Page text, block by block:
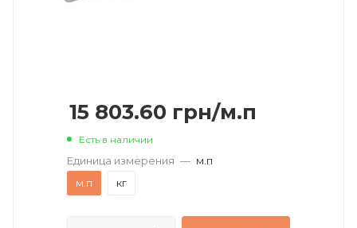
15 803.60 грн/м.п
Есть в наличии
Единица измерения — м.п
м.п
кг